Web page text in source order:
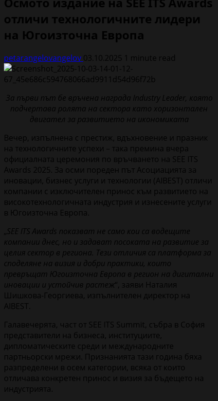
отличи технологичните лидери
на Югоизточна Европа
petarangelovangelov 03.10.2025 1 minute read
За първи път бе връчена награда Industry Leader, която
подчертава ролята на сектора като хоризонтален
двигател за развитието на икономиката
Вечер, изпълнена с престиж, вдъхновение и празник
на технологичните успехи – така премина вчера
официалната церемония по връчването на SEE ITS
Awards 2025. За осми пореден път Асоциацията за
иновации, бизнес услуги и технологии (AIBEST) отличи
компании с изключителен принос към развитието на
високотехнологичната индустрия и изнесените услуги
в Югоизточна Европа.
„SEE ITS Awards показват не само кои са водещите
компании днес, но и задават посоката на развитие за
целия сектор в региона. Тези отличия са платформа за
споделяне на визия и добри практики, които
превръщат Югоизточна Европа в регион на дигитални
иновации и устойчив растеж“, заяви Наталия
Шишкова-Георгиева, изпълнителен директор на
AIBEST.
Галавечерята, част от SEE ITS Summit, събра в София
представители на бизнеса, институциите,
дипломатическите среди и международните
партньорски мрежи. Признанията тази година бяха
разпределени в осем категории, всяка от които
отличава конкретен принос и визия за бъдещето на
индустрията.